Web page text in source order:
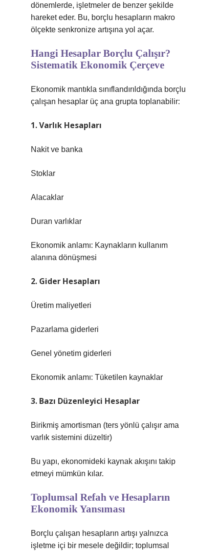
dönemlerde, işletmeler de benzer şekilde
hareket eder. Bu, borçlu hesapların makro
ölçekte senkronize artışına yol açar.
Hangi Hesaplar Borçlu Çalışır?
Sistematik Ekonomik Çerçeve
Ekonomik mantıkla sınıflandırıldığında borçlu
çalışan hesaplar üç ana grupta toplanabilir:
1. Varlık Hesapları
Nakit ve banka
Stoklar
Alacaklar
Duran varlıklar
Ekonomik anlamı: Kaynakların kullanım
alanına dönüşmesi
2. Gider Hesapları
Üretim maliyetleri
Pazarlama giderleri
Genel yönetim giderleri
Ekonomik anlamı: Tüketilen kaynaklar
3. Bazı Düzenleyici Hesaplar
Birikmiş amortisman (ters yönlü çalışır ama
varlık sistemini düzeltir)
Bu yapı, ekonomideki kaynak akışını takip
etmeyi mümkün kılar.
Toplumsal Refah ve Hesapların
Ekonomik Yansıması
Borçlu çalışan hesapların artışı yalnızca
işletme içi bir mesele değildir; toplumsal